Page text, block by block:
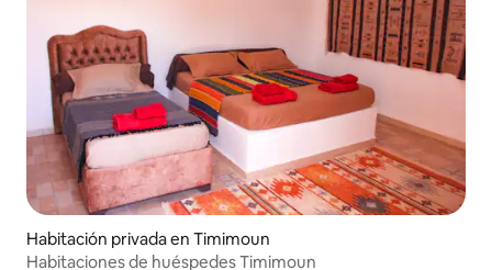
Habitación privada en Timimoun
Habitaciones de huéspedes Timimoun